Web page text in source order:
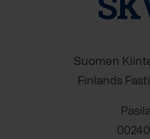
Suomen
Finlands